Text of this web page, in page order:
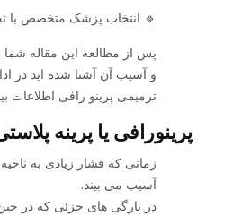
🔹 انتخاب پزشک متخصص با
پس از مطالعه این مقاله
و آسیب آن آشنا شده اید در
ترمیمی پرینو رافی اطلاعات
پرینورافی یا پرینه
زمانی که فشار زیادی به
آسیب می بیند.
در پارگی های جزئی که در